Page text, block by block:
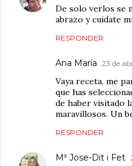
De solo verlos se
abrazo y cuidate
RESPONDER
Ana María 23 de
Vaya receta, me
que has
de haber visitado
maravillosos. Un
RESPONDER
Mª Jose-Dit i Fet